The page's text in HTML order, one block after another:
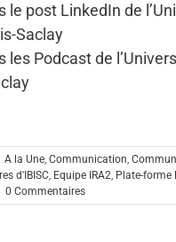
le post LinkedIn de
Saclay
les Podcast de
A la Une, Communication,
d'IBISC, Equipe IRA2, Plate-forme
0 Commentaires